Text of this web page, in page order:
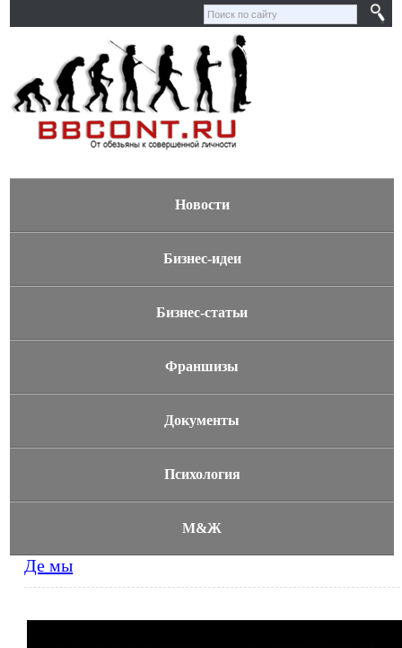
Новости
Бизнес-идеи
Бизнес-статьи
Франшизы
Документы
Психология
М&Ж
Де мы